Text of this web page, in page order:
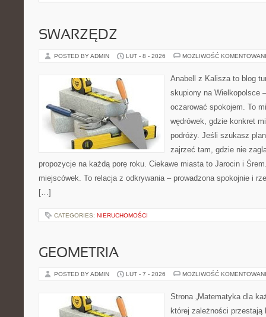
SWARZĘDZ
POSTED BY ADMIN LUT - 8 - 2026 MOŻLIWOŚĆ
Anabell z Kalisza to blog
skupiony na Wielkopolsce
oczarować spokojem. To
wędrówek, gdzie konkret
podróży. Jeśli szukasz
zajrzeć tam, gdzie nie
propozycje na każdą porę roku. Ciekawe miasta to Jarocin i
miejscówek. To relacja z odkrywania – prowadzona spokojnie i
[…]
CATEGORIES: NIERUCHOMOŚCI
GEOMETRIA
POSTED BY ADMIN LUT - 7 - 2026 MOŻLIWOŚĆ
Strona „Matematyka dla
której zależności